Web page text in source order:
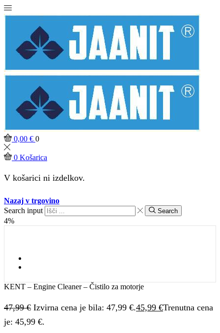
0,00 € 0
0 Košarica
V košarici ni izdelkov.
Nazaj v trgovino
Search input
Search
4%
KENT – Engine Cleaner – Čistilo za motorje
47,99€ Izvirna cena je bila: 47,99 €.45,99 €Trenutna cena
je: 45,99 €.